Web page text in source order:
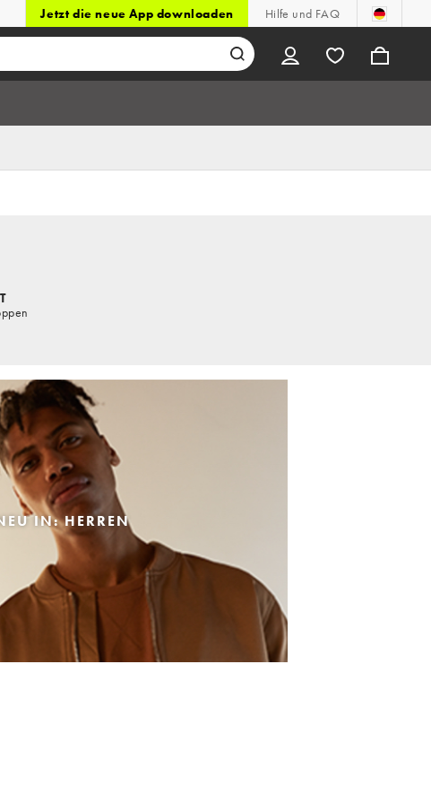
Jetzt die neue App downloaden Hilfe und FAQ
IN: HERREN